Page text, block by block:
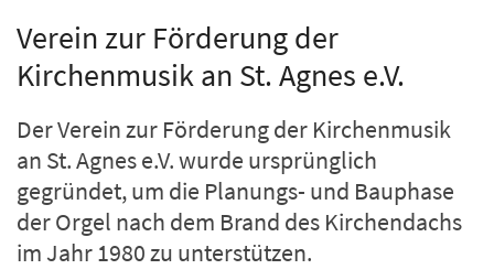
Verein zur Förderung der
Kirchenmusik an St. Agnes e.V.
Der Verein zur Förderung der Kirchenmusik
an St. Agnes e.V. wurde ursprünglich
gegründet, um die Planungs- und Bauphase
der Orgel nach dem Brand des Kirchendachs
im Jahr 1980 zu unterstützen.